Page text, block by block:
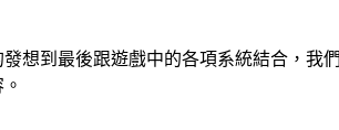
想到最後跟遊戲中的各項系統結合，我